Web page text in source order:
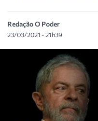
Redação O Poder
23/03/2021 - 21h39